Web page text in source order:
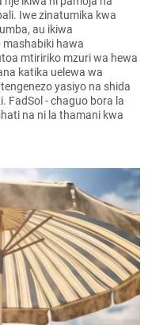
Iwe zinatumika kwa
au ikiwa
mashabiki hawa
mtiririko mzuri wa hewa
katika uelewa wa
yasiyo na shida
FadSol - chaguo bora la
na ni la thamani kwa